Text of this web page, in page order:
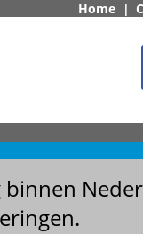
Home |
binnen